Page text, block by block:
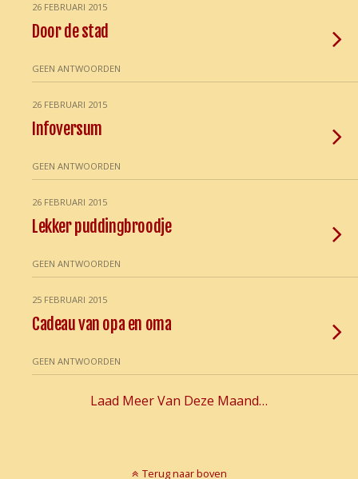
26 FEBRUARI 2015
Door de stad
GEEN ANTWOORDEN
26 FEBRUARI 2015
Infoversum
GEEN ANTWOORDEN
26 FEBRUARI 2015
Lekker puddingbroodje
GEEN ANTWOORDEN
25 FEBRUARI 2015
Cadeau van opa en oma
GEEN ANTWOORDEN
Laad Meer Van Deze Maand…
Terug naar boven